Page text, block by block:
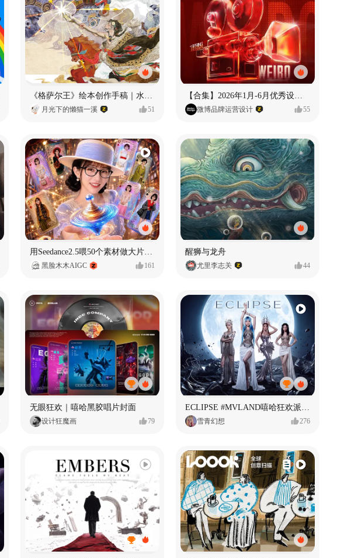
《格萨尔王》绘本创作手稿｜水彩墨韵下的史诗回响
月光下的懒猫一溪 51
【合集】2026年1月-6月优秀设计作品（上）
微博品牌运营设计 55
黑脸木木AIGC 161
醒狮与龙舟
尤里李志关 44
无眼狂欢｜嘻哈黑胶唱片封面
设计狂魔画 79
ECLIPSE #MVLAND嘻哈狂欢派对 女团MV
雪青幻想 276